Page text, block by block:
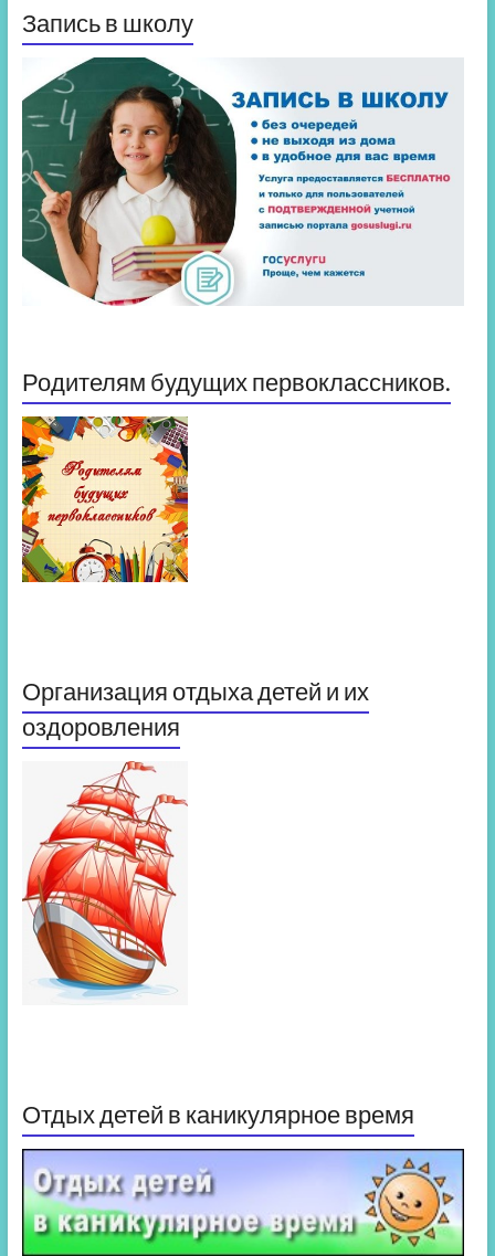
Запись в школу
Родителям будущих первоклассников.
Организация отдыха детей и их
оздоровления
Отдых детей в каникулярное время